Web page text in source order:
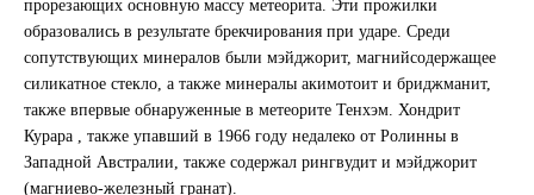
прорезающих основную массу метеорита. Эти прожилки
образовались в результате брекчирования при ударе. Среди
сопутствующих минералов были мэйджорит, магнийсодержащее
силикатное стекло, а также минералы акимотоит и бриджманит,
также впервые обнаруженные в метеорите Тенхэм. Хондрит
Курара , также упавший в 1966 году недалеко от Ролинны в
Западной Австралии, также содержал рингвудит и мэйджорит
(магниево-железный гранат).